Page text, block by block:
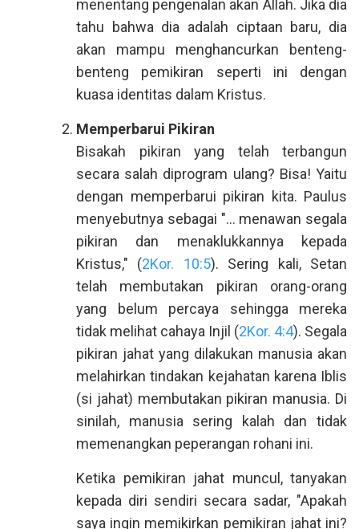
menentang pengenalan akan Allah. Jika dia
tahu bahwa dia adalah ciptaan baru, dia
akan mampu menghancurkan benteng-
benteng pemikiran seperti ini dengan
kuasa identitas dalam Kristus.
Memperbarui Pikiran
Bisakah pikiran yang telah terbangun
secara salah diprogram ulang? Bisa! Yaitu
dengan memperbarui pikiran kita. Paulus
menyebutnya sebagai "... menawan segala
pikiran dan menaklukkannya kepada
Kristus," (2Kor. 10:5). Sering kali, Setan
telah membutakan pikiran orang-orang
yang belum percaya sehingga mereka
tidak melihat cahaya Injil (2Kor. 4:4). Segala
pikiran jahat yang dilakukan manusia akan
melahirkan tindakan kejahatan karena Iblis
(si jahat) membutakan pikiran manusia. Di
sinilah, manusia sering kalah dan tidak
memenangkan peperangan rohani ini.
Ketika pemikiran jahat muncul, tanyakan
kepada diri sendiri secara sadar, "Apakah
saya ingin memikirkan pemikiran jahat ini?